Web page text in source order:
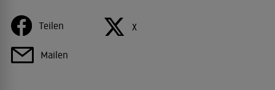
Teilen X
Mailen